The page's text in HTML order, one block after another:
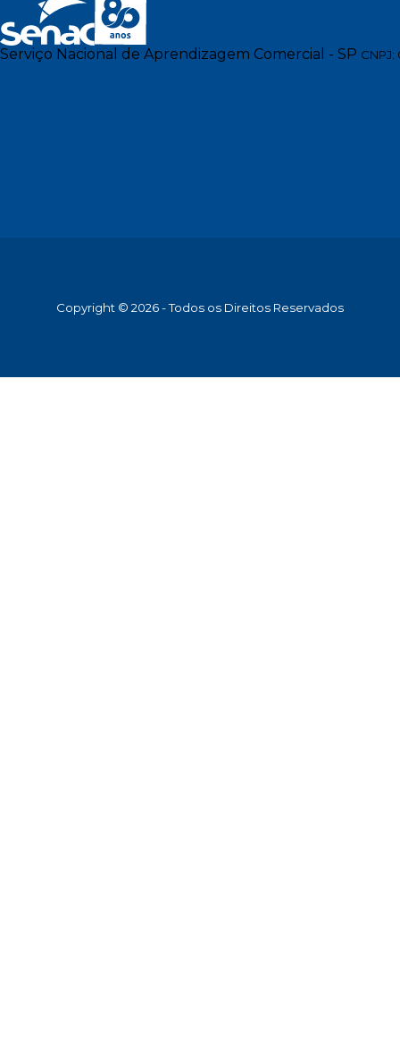
Serviço Nacional de Aprendizagem Comercial - SP
Copyright © 2026 - Todos os Direitos Reservados